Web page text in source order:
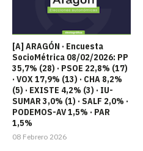
[A] ARAGÓN · Encuesta
SocioMétrica 08/02/2026: PP
35,7% (28) · PSOE 22,8% (17)
· VOX 17,9% (13) · CHA 8,2%
(5) · EXISTE 4,2% (3) · IU-
SUMAR 3,0% (1) · SALF 2,0% ·
PODEMOS-AV 1,5% · PAR
1,5%
08 Febrero 2026